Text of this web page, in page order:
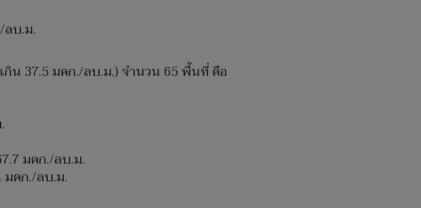
ลบ.ม.
กิน 37.5 มคก./ลบ.ม.) จำนวน 65 พื้นที่ คือ
มคก./ลบ.ม.
มคก./ลบ.ม.